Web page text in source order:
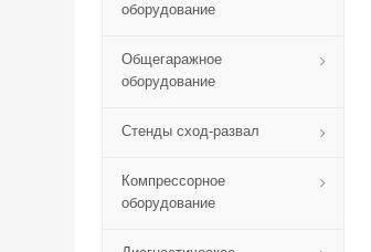
оборудование
Общегаражное
оборудование
Стенды сход-развал
Компрессорное
оборудование